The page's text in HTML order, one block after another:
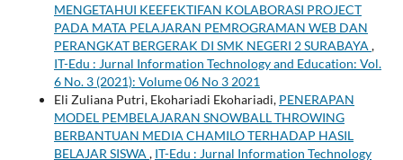
MENGETAHUI KEEFEKTIFAN KOLABORASI PROJECT
PADA MATA PELAJARAN PEMROGRAMAN WEB DAN
PERANGKAT BERGERAK DI SMK NEGERI 2 SURABAYA ,
IT-Edu : Jurnal Information Technology and Education: Vol.
6 No. 3 (2021): Volume 06 No 3 2021
Eli Zuliana Putri, Ekohariadi Ekohariadi, PENERAPAN
MODEL PEMBELAJARAN SNOWBALL THROWING
BERBANTUAN MEDIA CHAMILO TERHADAP HASIL
BELAJAR SISWA , IT-Edu : Jurnal Information Technology